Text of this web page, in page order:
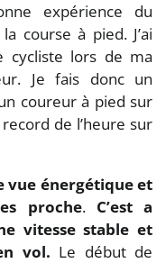
expérience du
course à pied. J’ai
cycliste lors de ma
Je fais donc un
coureur à pied sur
de l’heure sur
vue énergétique et
proche. C’est a
vitesse stable et
vol. Le début de